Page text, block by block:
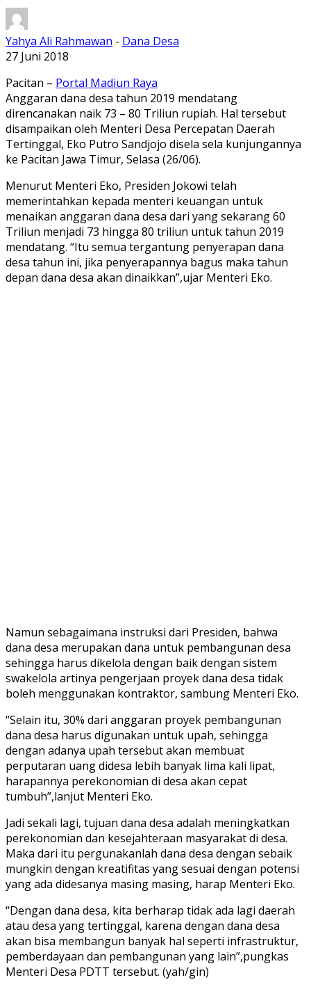
Yahya Ali Rahmawan - Dana Desa
27 Juni 2018
Pacitan – Portal Madiun Raya
Anggaran dana desa tahun 2019 mendatang
direncanakan naik 73 – 80 Triliun rupiah. Hal tersebut
disampaikan oleh Menteri Desa Percepatan Daerah
Tertinggal, Eko Putro Sandjojo disela sela kunjungannya
ke Pacitan Jawa Timur, Selasa (26/06).
Menurut Menteri Eko, Presiden Jokowi telah
memerintahkan kepada menteri keuangan untuk
menaikan anggaran dana desa dari yang sekarang 60
Triliun menjadi 73 hingga 80 triliun untuk tahun 2019
mendatang. “Itu semua tergantung penyerapan dana
desa tahun ini, jika penyerapannya bagus maka tahun
depan dana desa akan dinaikkan”,ujar Menteri Eko.
Namun sebagaimana instruksi dari Presiden, bahwa
dana desa merupakan dana untuk pembangunan desa
sehingga harus dikelola dengan baik dengan sistem
swakelola artinya pengerjaan proyek dana desa tidak
boleh menggunakan kontraktor, sambung Menteri Eko.
“Selain itu, 30% dari anggaran proyek pembangunan
dana desa harus digunakan untuk upah, sehingga
dengan adanya upah tersebut akan membuat
perputaran uang didesa lebih banyak lima kali lipat,
harapannya perekonomian di desa akan cepat
tumbuh”,lanjut Menteri Eko.
Jadi sekali lagi, tujuan dana desa adalah meningkatkan
perekonomian dan kesejahteraan masyarakat di desa.
Maka dari itu pergunakanlah dana desa dengan sebaik
mungkin dengan kreatifitas yang sesuai dengan potensi
yang ada didesanya masing masing, harap Menteri Eko.
“Dengan dana desa, kita berharap tidak ada lagi daerah
atau desa yang tertinggal, karena dengan dana desa
akan bisa membangun banyak hal seperti infrastruktur,
pemberdayaan dan pembangunan yang lain”,pungkas
Menteri Desa PDTT tersebut. (yah/gin)